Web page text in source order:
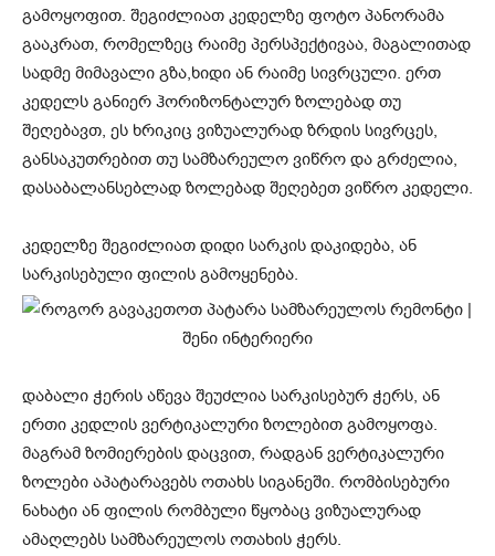
გამოყოფით. შეგიძლიათ კედელზე ფოტო პანორამა
გააკრათ, რომელზეც რაიმე პერსპექტივაა, მაგალითად
სადმე მიმავალი გზა,ხიდი ან რაიმე სივრცული. ერთ
კედელს განიერ ჰორიზონტალურ ზოლებად თუ
შეღებავთ, ეს ხრიკიც ვიზუალურად ზრდის სივრცეს,
განსაკუთრებით თუ სამზარეულო ვიწრო და გრძელია,
დასაბალანსებლად ზოლებად შეღებეთ ვიწრო კედელი.
კედელზე შეგიძლიათ დიდი სარკის დაკიდება, ან
სარკისებული ფილის გამოყენება.
დაბალი ჭერის აწევა შეუძლია სარკისებურ ჭერს, ან
ერთი კედლის ვერტიკალური ზოლებით გამოყოფა.
მაგრამ ზომიერების დაცვით, რადგან ვერტიკალური
ზოლები აპატარავებს ოთახს სიგანეში. რომბისებური
ნახატი ან ფილის რომბული წყობაც ვიზუალურად
ამაღლებს სამზარეულოს ოთახის ჭერს.